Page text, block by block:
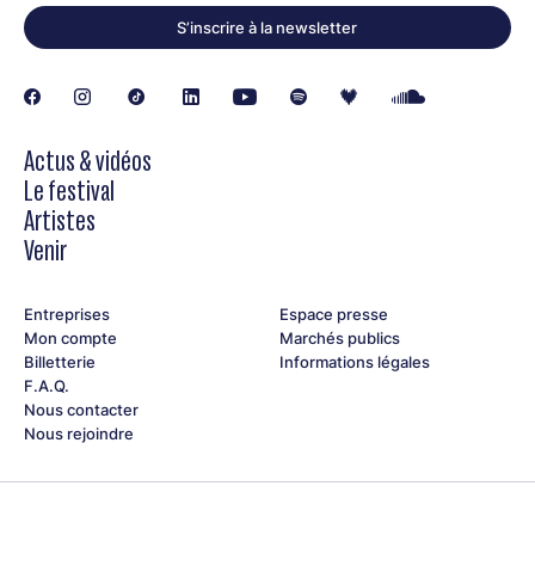
S’inscrire à la newsletter
Actus & vidéos
Le festival
Artistes
Venir
Entreprises
Mon compte
Billetterie
F.A.Q.
Nous contacter
Nous rejoindre
Espace presse
Marchés publics
Informations légales